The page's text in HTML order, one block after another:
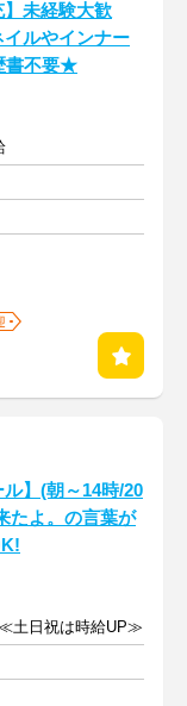
】未経験大歓
ルやインナー
書不要★
ル】(朝～14時/20
たよ。の言葉が
土日祝は時給UP≫